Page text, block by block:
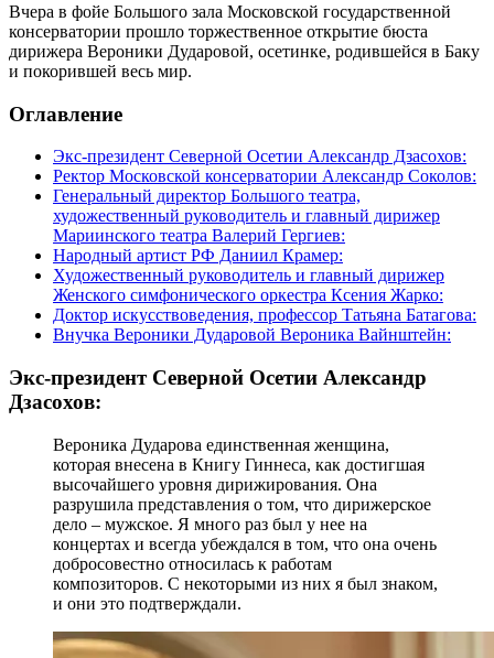
Вчера в фойе Большого зала Московской государственной
консерватории прошло торжественное открытие бюста
дирижера Вероники Дударовой, осетинке, родившейся в Баку
и покорившей весь мир.
Оглавление
Экс-президент Северной Осетии Александр Дзасохов:
Ректор Московской консерватории Александр Соколов:
Генеральный директор Большого театра,
художественный руководитель и главный дирижер
Мариинского театра Валерий Гергиев:
Народный артист РФ Даниил Крамер:
Художественный руководитель и главный дирижер
Женского симфонического оркестра Ксения Жарко:
Доктор искусствоведения, профессор Татьяна Батагова:
Внучка Вероники Дударовой Вероника Вайнштейн:
Экс-президент Северной Осетии Александр
Дзасохов:
Вероника Дударова единственная женщина,
которая внесена в Книгу Гиннеса, как достигшая
высочайшего уровня дирижирования. Она
разрушила представления о том, что дирижерское
дело – мужское. Я много раз был у нее на
концертах и всегда убеждался в том, что она очень
добросовестно относилась к работам
композиторов. С некоторыми из них я был знаком,
и они это подтверждали.